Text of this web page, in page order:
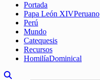
Portada
Papa León XIVPeruano
Perú
Mundo
Catequesis
Recursos
HomilíaDominical